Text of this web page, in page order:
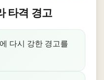
타격 경고
다시 강한 경고를